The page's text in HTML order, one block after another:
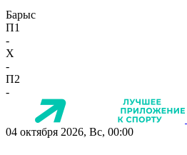
Барыс
П1
-
X
-
П2
-
04 октября 2026, Вс, 00:00